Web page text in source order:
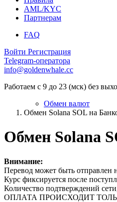
AML/KYC
Партнерам
FAQ
Войти Регистрация
Telegram-оператора
info@goldenwhale.cc
Работаем с 9 до 23 (мск) без
Обмен валют
Обмен Solana SOL на
Обмен Solana
Внимание:
Перевод может быть отправлен
Курс фиксируется после
Количество подтверждений
ОПЛАТА ПРОИСХОДИТ